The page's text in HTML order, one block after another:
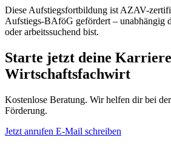
Diese Aufstiegsfortbildung ist AZAV-
Aufstiegs-BAföG gefördert – unabhängig
oder arbeitssuchend bist.
Starte jetzt deine
Wirtschaftsfachwirt
Kostenlose Beratung. Wir helfen dir bei
Förderung.
Jetzt anrufen E-Mail schreiben